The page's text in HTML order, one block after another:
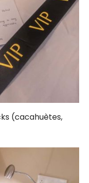
(cacahuètes,